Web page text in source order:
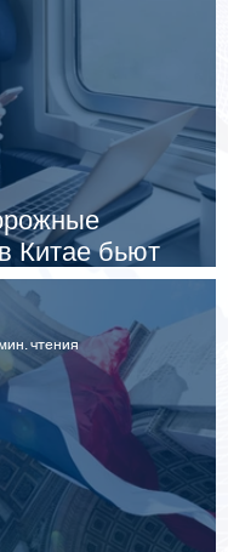
Китае бьют
чтения